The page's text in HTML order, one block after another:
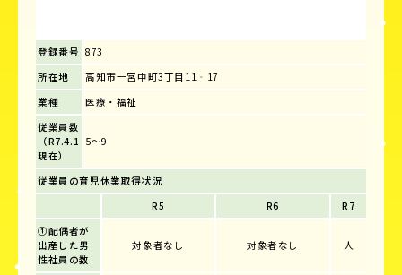
登録番号 873
所在地
高知市一宮中町3丁目11‐17
業種
医療・福祉
従業員数
（R7.4.1
現在）
5～9
従業員の育児休業取得状況
R5
R6
R7
①配偶者が
出産した男
性社員の数
対象者なし 対象者なし 人